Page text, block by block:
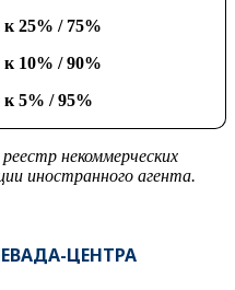
к 25% / 75%
к 10% / 90%
к 5% / 95%
некоммерческих
иностранного агента.
ЦЕНТРА